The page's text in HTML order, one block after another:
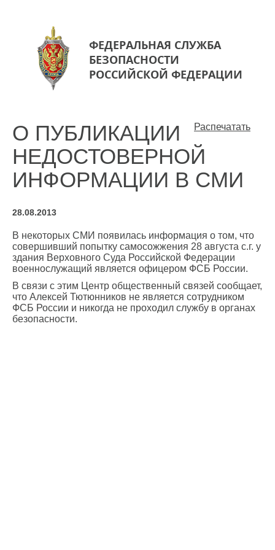
ФЕДЕРАЛЬНАЯ СЛУЖБА
БЕЗОПАСНОСТИ
РОССИЙСКОЙ ФЕДЕРАЦИИ
Распечатать
О ПУБЛИКАЦИИ
НЕДОСТОВЕРНОЙ
ИНФОРМАЦИИ В СМИ
28.08.2013
В некоторых СМИ появилась информация о том, что
совершивший попытку самосожжения 28 августа с.г. у
здания Верховного Суда Российской Федерации
военнослужащий является офицером ФСБ России.
В связи с этим Центр общественный связей сообщает,
что Алексей Тютюнников не является сотрудником
ФСБ России и никогда не проходил службу в органах
безопасности.